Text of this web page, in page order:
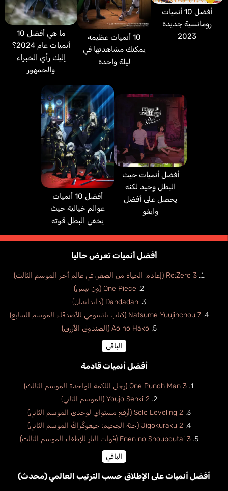
أفضل 10 أنميات
رومانسية جديدة
2023
10 أنميات عظيمة
يمكنك مشاهدتها في
ليلة واحدة
ما هي أفضل 10
أنميات عام 2024؟
إليك رأي الخبراء
والجمهور
أفضل أنميات حيث
البطل وحيد لكنه
يحصل على أفضل
وايفو
أفضل 10 أنميات
عوالم خيالية حيث
يخفي البطل قوته
أفضل أنميات تعرض حاليا
Re:Zero 3 (إعادة: الحياة من الصفر، في عالم أخر الموسم الثالث)
One Piece (ون بيس)
Dandadan (دانداندان)
Natsume Yuujinchou 7 (كتاب ناتسومي للأصدقاء الموسم السابع)
Ao no Hako (الصندوق الأزرق)
الباقي
أفضل أنميات قادمة
One Punch Man 3 (رجل اللكمة الواحدة الموسم الثالث)
Youjo Senki 2 (الموسم الثاني)
Solo Leveling 2 (أرفع مستواي لوحدي الموسم الثاني)
Jigokuraku 2 (جنة الجحيم: جيغوكُراكُ الموسم الثاني)
Enen no Shouboutai 3 (قوات النار للإطفاء الموسم الثالث)
الباقي
أفضل أنميات على الإطلاق حسب الترتيب العالمي (محدث)